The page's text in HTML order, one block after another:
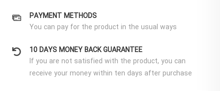
PAYMENT METHODS
You can pay for the product in the usual ways
10 DAYS MONEY BACK GUARANTEE
If you are not satisfied with the product, you can
receive your money within ten days after purchase